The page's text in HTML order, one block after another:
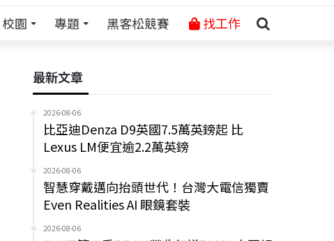
校園 專題 黑客松競賽 找工作
最新文章
2026-08-06
比亞迪Denza D9英國7.5萬英鎊起 比
Lexus LM便宜逾2.2萬英鎊
2026-08-06
智慧穿戴邁向抬頭世代！台灣大電信獨賣
Even Realities AI 眼鏡套裝
2026-08-06